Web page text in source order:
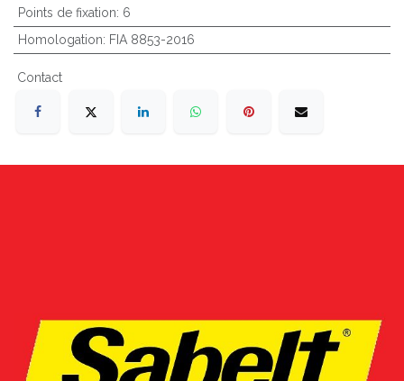
Points de fixation: 6
Homologation: FIA 8853-2016
Contact